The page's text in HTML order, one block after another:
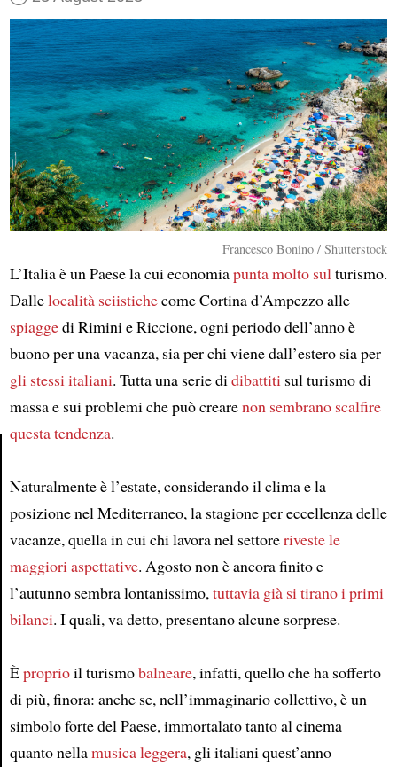
Article
Francesco Bonino / Shutterstock
L’Italia è un Paese la cui economiapunta molto sulturismo.
Dallelocalità sciistichecome Cortina d’Ampezzo alle
spiaggedi Rimini e Riccione, ogni periodo dell’anno è
buono per una vacanza, sia per chi viene dall’estero sia per
gli stessi italiani. Tutta una serie didibattitisul turismo di
massa e sui problemi che può crearenon sembrano scalfire
questa tendenza.
Naturalmente è l’estate, considerando il clima e la
posizione nel Mediterraneo, la stagione per eccellenza delle
vacanze, quella in cui chi lavora nel settoreriveste le
maggiori aspettative. Agosto non è ancora finito e
l’autunno sembra lontanissimo,tuttavia già si tirano i primi
bilanci. I quali, va detto, presentano alcune sorprese.
Èproprioil turismobalneare, infatti, quello che ha sofferto
di più, finora: anche se, nell’immaginario collettivo, è un
simbolo forte del Paese, immortalato tanto al cinema
quanto nellamusica leggera, gli italiani quest’anno